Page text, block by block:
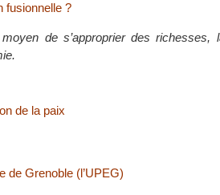
fusionnelle ?
de s’approprier des richesses,
de la paix
de Grenoble (l’UPEG)